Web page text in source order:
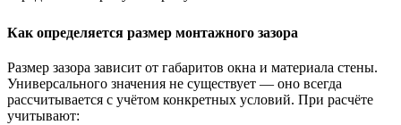
Как определяется размер монтажного зазора
Размер зазора зависит от габаритов окна и материала стены.
Универсального значения не существует — оно всегда
рассчитывается с учётом конкретных условий. При расчёте
учитывают: